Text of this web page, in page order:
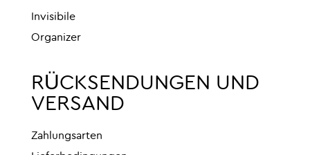
Invisibile
Organizer
RÜCKSENDUNGEN UND
VERSAND
Zahlungsarten